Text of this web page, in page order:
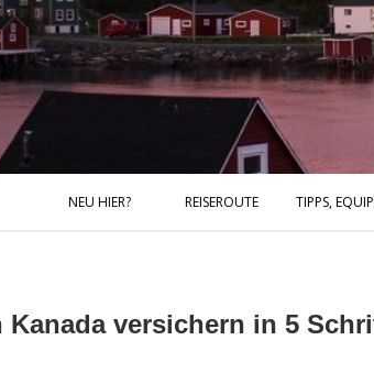
NEU HIER? REISEROUTE TIPPS,
Kanada versichern in 5